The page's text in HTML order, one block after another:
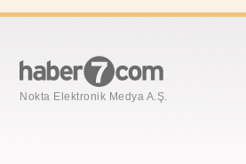
Nokta Elektronik Medya A.Ş.